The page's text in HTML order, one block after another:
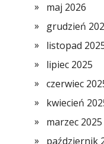
maj 2026
grudzień
listopad
lipiec 2025
czerwiec
kwiecień
marzec 2025
październik